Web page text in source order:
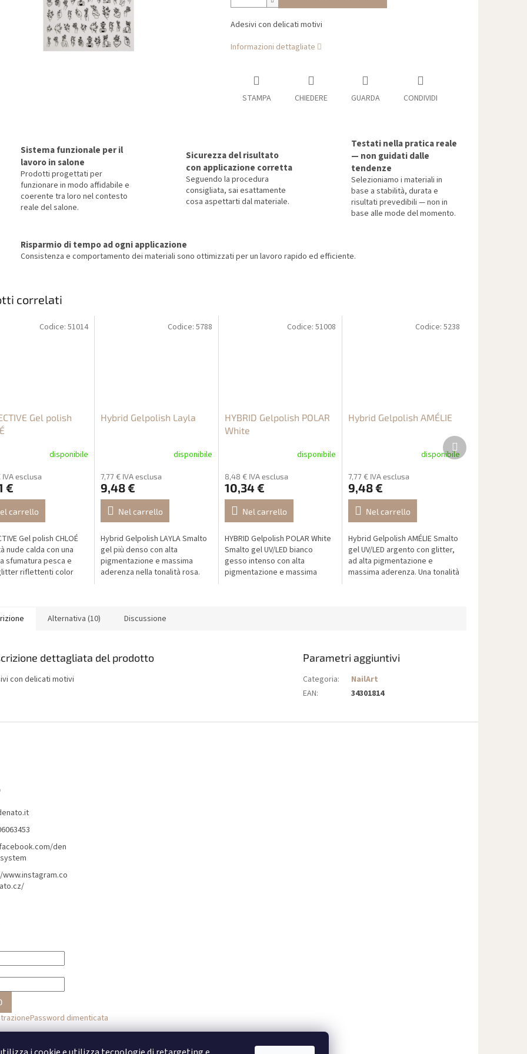
Adesivi con delicati motivi
Informazioni dettagliate
STAMPA CHIEDERE GUARDA CONDIVIDI
Sistema funzionale per il
lavoro in salone
Prodotti progettati per
funzionare in modo affidabile e
coerente tra loro nel contesto
reale del salone.
Sicurezza del risultato
con applicazione corretta
Seguendo la procedura
consigliata, sai esattamente
cosa aspettarti dal materiale.
Testati nella pratica reale
— non guidati dalle
tendenze
Selezioniamo i materiali in
base a stabilità, durata e
risultati prevedibili — non in
base alle mode del momento.
Risparmio di tempo ad ogni applicazione
Consistenza e comportamento dei materiali sono ottimizzati per un lavoro rapido ed efficiente.
correlati
Gel polish
disponibile
IVA esclusa
€
carrello
Gel polish CHLOÉ
nude calda con una
sfumatura pesca e
riflettenti color
Codice: 51014
Hybrid Gelpolish Layla
disponibile
7,77 € IVA esclusa
9,48 €
Nel carrello
Hybrid Gelpolish LAYLA Smalto
gel più denso con alta
pigmentazione e massima
aderenza nella tonalità rosa.
Codice: 5788
HYBRID Gelpolish POLAR
White
disponibile
8,48 € IVA esclusa
10,34 €
Nel carrello
HYBRID Gelpolish POLAR White
Smalto gel UV/LED bianco
gesso intenso con alta
pigmentazione e massima
Codice:51008
Hybrid Gelpolish AMÉLIE
disponibile
7,77 € IVA esclusa
9,48 €
Nel carrello
Hybrid Gelpolish AMÉLIE Smalto
gel UV/LED argento con glitter,
ad alta pigmentazione e
massima aderenza. Una tonalità
Codice: 5238
Prodotto
successivo
Alternativa (10) Discussione
dettagliata del prodotto
con delicati motivi
Parametri aggiuntivi
Categoria:
NailArt
EAN: 34301814
den
Password dimenticata